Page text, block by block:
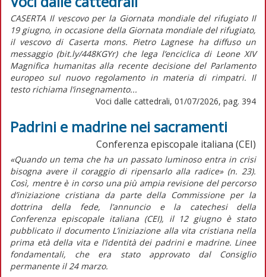
CASERTA Il vescovo per la Giornata mondiale del rifugiato Il
19 giugno, in occasione della Giornata mondiale del rifugiato,
il vescovo di Caserta mons. Pietro Lagnese ha diffuso un
messaggio (bit.ly/448KGYr) che lega l’enciclica di Leone XIV
Magnifica humanitas alla recente decisione del Parlamento
europeo sul nuovo regolamento in materia di rimpatri. Il
testo richiama l’insegnamento...
Voci dalle cattedrali, 01/07/2026, pag. 394
Padrini e madrine nei sacramenti
Conferenza episcopale italiana (CEI)
«Quando un tema che ha un passato luminoso entra in crisi
bisogna avere il coraggio di ripensarlo alla radice» (n. 23).
Così, mentre è in corso una più ampia revisione del percorso
d’iniziazione cristiana da parte della Commissione per la
dottrina della fede, l’annuncio e la catechesi della
Conferenza episcopale italiana (CEI), il 12 giugno è stato
pubblicato il documento L’iniziazione alla vita cristiana nella
prima età della vita e l’identità dei padrini e madrine. Linee
fondamentali, che era stato approvato dal Consiglio
permanente il 24 marzo.